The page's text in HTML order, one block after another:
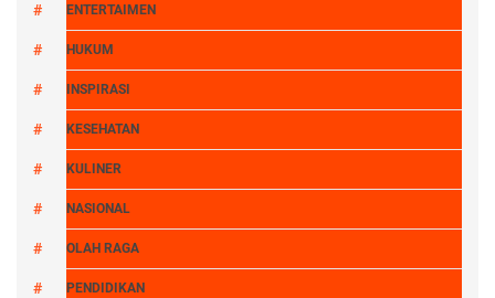
ENTERTAIMEN
HUKUM
INSPIRASI
KESEHATAN
KULINER
NASIONAL
OLAH RAGA
PENDIDIKAN